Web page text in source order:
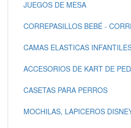
JUEGOS DE MESA
CORREPASILLOS BEBÉ -
CAMAS ELASTICAS
ACCESORIOS DE KART DE
CASETAS PARA PERROS
MOCHILAS, LAPICEROS